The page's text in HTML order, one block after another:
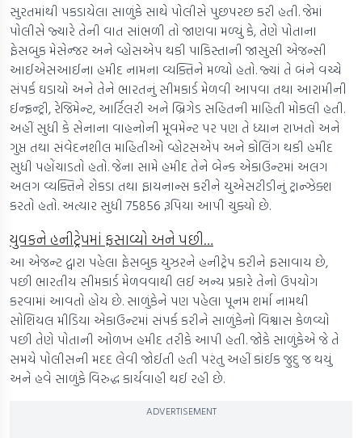
સુરતમાંથી પકડાયેલા સાળુંકે સાથે પોલીસે પુછપરછ કરી હતી. જેમાં
પોલીસે જ્યારે તેની વાત સાંભળી તો જાણવા મળ્યું કે, તેણે પોતાના
ફેસબુક મેસેન્જર અને વ્હોસએપ થકી પાકિસ્તાની જાસુસી એજન્સી
આઈએસઆઈના હમીદ નામના વ્યક્તિને મળ્યો હતો. જ્યાં તે બંને વચ્ચે
સંપર્ક ઘડાયો અને તેને ભારતનું સીમકાર્ડ મેળવી આપવા તથા આરામીની
ઈન્ફ્રન્ટ્રી, રેજિમેન્ટ, આર્ટિલરી અને બ્રિગેડ સહિતની માહિતી મોકલી હતી.
અહીં સુધી કે સેનાના વાહનોની મૂવમેન્ટ પર પણ તે ધ્યાન રાખતો અને
ગુપ્ત તથા સંવેદનશીલ માહિતીઓ વ્હોટસએપ અને કોલિંગ થકી હમીદ
સુધી પહોંચાડતો હતો. જેના સામે હમીદ તેને બેન્ક એકાઉન્ટમાં અલગ
અલગ વ્યક્તિને રોકડા તથા ફાયનાન્સ કરીને યુએસટીડીનું ટ્રાન્ઝેક્શ
કરતો હતો. અત્યાર સુધી 75856 રૂપિયા આપી ચુક્યો છે.
યુવકને હનીટ્રેપમાં ફસાવ્યો અને પછી…
આ એજન્ટ દ્વારા પહેલા ફેસબુક યુઝરને હનીટ્રેપ કરીને ફસાવાય છે,
પછી ભારતીય સીમકાર્ડ મેળવવાથી લઈ અન્ય પ્રકારે તેનો ઉપયોગ
કરવામાં આવતો હોય છે. સાળુંકેને પણ પહેલા પૂનમ શર્મા નામથી
સોશિયલ મીડિયા એકાઉન્ટમાં સંપર્ક કરીને સાળુંકેનો વિશ્વાસ કેળવ્યો
પછી તેણે પોતાની ઓળખ હમીદ તરીકે આપી હતી. જોકે સાળુંકેએ જે તે
સમયે પોલીસની મદદ લેવી જોઈતી હતી પરંતુ અહીં કાંઈક જુદુ જ થયું
અને હવે સાળુંકે વિરુદ્ધ કાર્યવાહી થઈ રહી છે.
ADVERTISEMENT